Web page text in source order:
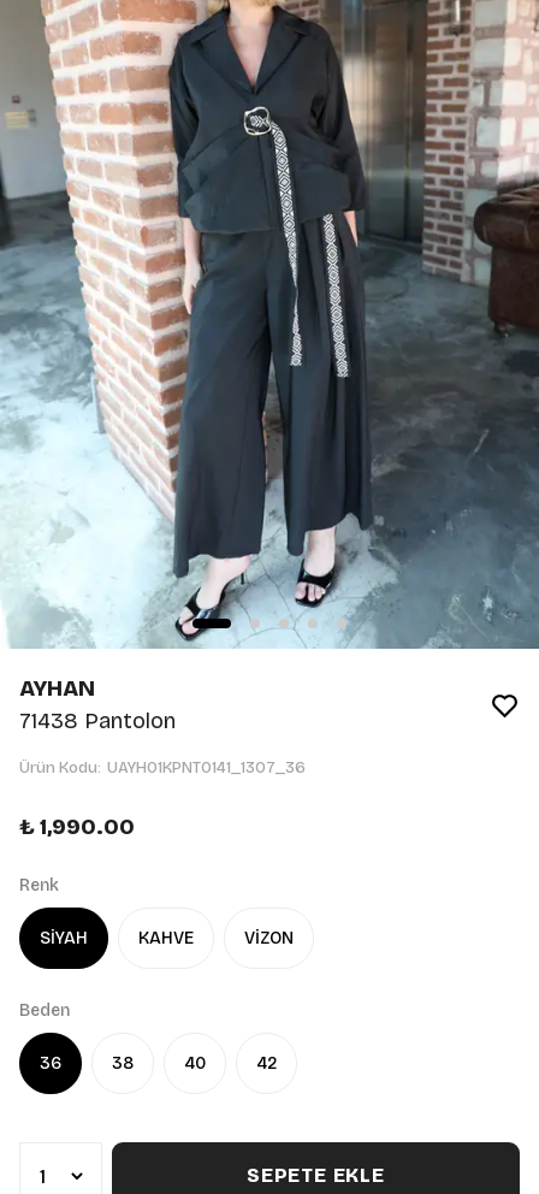
AYHAN
71438 Pantolon
Ürün Kodu: UAYH01KPNT0141_1307_36
₺ 1,990.00
Renk
SİYAH KAHVE VİZON
Beden
36 38 40 42
SEPETE EKLE